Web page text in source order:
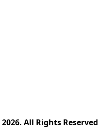
2026. All Rights Reserved